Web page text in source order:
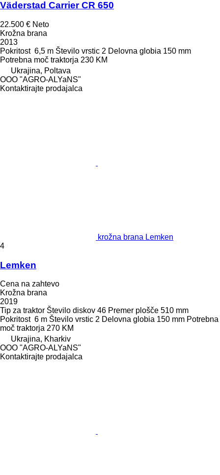
Väderstad Carrier CR 650
22.500 € Neto
Krožna brana
2013
Pokritost 6,5 m Število vrstic 2 Delovna globia 150 mm
Potrebna moč traktorja 230 KM
Ukrajina, Poltava
OOO "AGRO-ALYaNS"
Kontaktirajte prodajalca
krožna brana Lemken
4
Lemken
Cena na zahtevo
Krožna brana
2019
Tip za traktor Število diskov 46 Premer plošče 510 mm
Pokritost 6 m Število vrstic 2 Delovna globia 150 mm Potrebna
moč traktorja 270 KM
Ukrajina, Kharkiv
OOO "AGRO-ALYaNS"
Kontaktirajte prodajalca